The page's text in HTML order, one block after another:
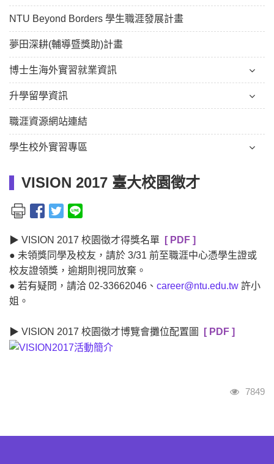
NTU Beyond Borders 學生職涯發展計畫
夢田深耕(輔導暨獎助)計畫
博士生海外實習就業資訊
升學留學資訊
職涯資源網站連結
學生校外實習專區
VISION 2017 臺大校園徵才
▶ VISION 2017 校園徵才得獎名單
[ PDF ]
● 未領獎同學及校友，請於 3/31 前至職涯中心憑學生證或
校友證領獎，逾期則視同放棄。
● 若有疑問，請洽 02-33662046、 career@ntu.edu.tw 許小
姐。
▶ VISION 2017 校園徵才博覽會攤位配置圖 [ PDF ]
瀏覽人
7849